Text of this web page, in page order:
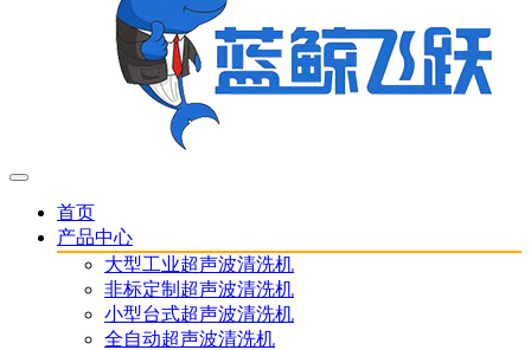
首页
产品中心
大型工业超声波清洗机
非标定制超声波清洗机
小型台式超声波清洗机
全自动超声波清洗机